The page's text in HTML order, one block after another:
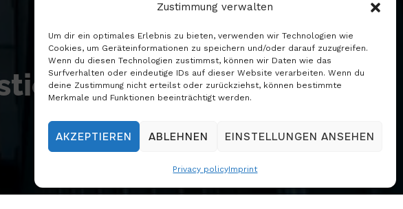
Zustimmung verwalten
Um dir ein optimales Erlebnis zu bieten, verwenden wir Technologien wie
Cookies, um Geräteinformationen zu speichern und/oder darauf zuzugreifen.
Wenn du diesen Technologien zustimmst, können wir Daten wie das
Surfverhalten oder eindeutige IDs auf dieser Website verarbeiten. Wenn du
deine Zustimmung nicht erteilst oder zurückziehst, können bestimmte
Merkmale und Funktionen beeinträchtigt werden.
AKZEPTIEREN ABLEHNEN EINSTELLUNGEN ANSEHEN
Privacy policyImprint
warehouses